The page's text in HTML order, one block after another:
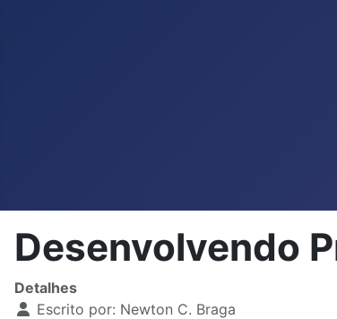
Desenvolvendo
Detalhes
Escrito por: Newton C. Braga